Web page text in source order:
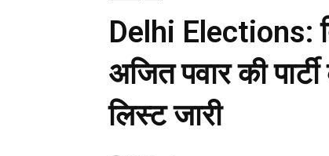
Delhi Elections:
अजित पवार की
लिस्ट जारी